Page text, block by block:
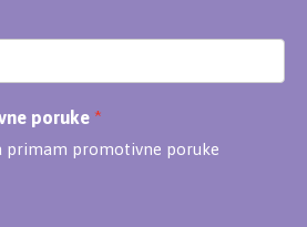
poruke
primam promotivne poruke